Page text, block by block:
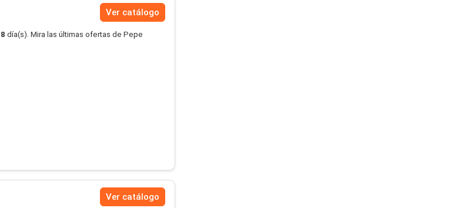
Ver catálogo
8 día(s). Mira las últimas ofertas de Pepe
Ver catálogo